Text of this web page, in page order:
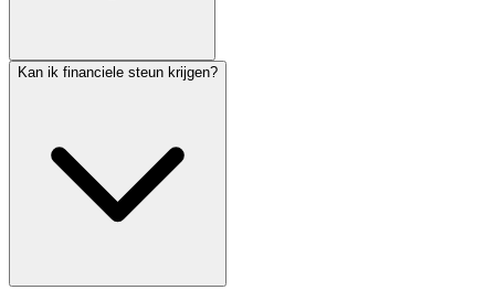
Kan ik financiele steun krijgen?